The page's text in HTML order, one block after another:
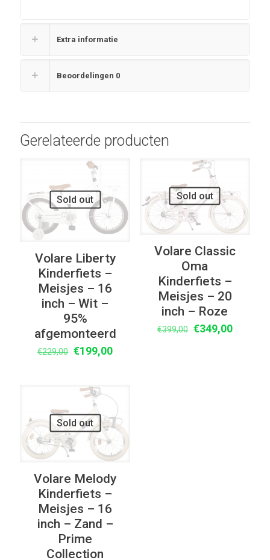
Extra informatie
Beoordelingen 0
Gerelateerde producten
Sold out
Volare Liberty
Kinderfiets –
Meisjes – 16
inch – Wit –
95%
afgemonteerd
€229,00 Oorspronkelijke
€229,00.
€199,00Huidige
€199,00.
Sold out
Volare Classic
Oma
Kinderfiets –
Meisjes – 20
inch – Roze
€399,00 Oorspronkelijke
€349,00Huidige
Sold out
Volare Melody
Kinderfiets –
Meisjes – 16
inch – Zand –
Prime
Collection